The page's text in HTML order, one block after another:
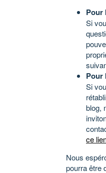
Pour
Si
Pour
Si
blog,
ce
Nous
pourra être